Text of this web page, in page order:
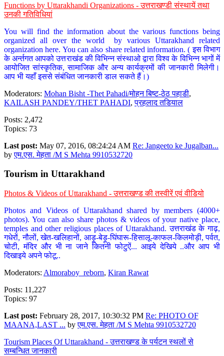
Functions by Uttarakhandi Organizations - उत्तराखण्डी संस्थायें तथा
उनकी गतिविधियां
You will find the information about the various functions being
organized all over the world by various Uttarakhand related
organization here. You can also share related information. ( इस विभाग
के अर्न्तगत आपको उत्तराखंड की विभिन्न संस्थाओ द्वारा विश्व के विभिन्न भागों में
आयोजित सांस्कृतिक, सामाजिक और अन्य कार्यक्रमों की जानकारी मिलेगी।
आप भी यहाँ इससे संबंधित जानकारी डाल सकते हैं।)
Moderators: Mohan Bisht -Thet Pahadi/मोहन बिष्ट-ठेठ पहाडी,
KAILASH PANDEY/THET PAHADI,प्रहलाद तडियाल
Posts: 2,472
Topics: 73
Last post: May 07, 2016, 08:24:24 AM Re: Jangeeto ke Jugalban...
byएम.एस. मेहता /M S Mehta 9910532720
Tourism in Uttarakhand
Photos & Videos of Uttarakhand - उत्तराखण्ड की तस्वीरें एवं वीडियो
Photos and Videos of Uttarakhand shared by members (4000+
photos). You can also share photos & videos of your native place,
temples and other religious places of Uttarakhand. उत्तराखंड के गाढ़,
गधेरों, नौलों, खेत-खलिहानों, आड़ू-बेड़ू-घिंघारू-हिसालू-काफल-किलमोड़ी, पर्वत,
चोटी, मंदिर और भी ना जाने कितनी फोटुऐं... आइये देखिये ..और आप भी
दिखाइये अपने फोटू..
Moderators: Almoraboy_reborn, Kiran Rawat
Posts: 11,227
Topics: 97
Last post: February 28, 2017, 10:30:32 PM Re: PHOTO OF
MAANA,LAST ... byएम.एस. मेहता /M S Mehta 9910532720
Tourism Places Of Uttarakhand - उत्तराखण्ड के पर्यटन स्थलों से
सम्बन्धित जानकारी